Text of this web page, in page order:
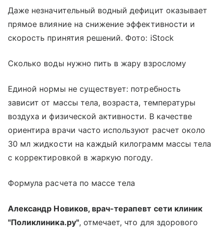
Даже незначительный водный дефицит оказывает
прямое влияние на снижение эффективности и
скорость принятия решений. Фото: iStock
Сколько воды нужно пить в жару взрослому
Единой нормы не существует: потребность
зависит от массы тела, возраста, температуры
воздуха и физической активности. В качестве
ориентира врачи часто используют расчет около
30 мл жидкости на каждый килограмм массы тела
с корректировкой в жаркую погоду.
Формула расчета по массе тела
Александр Новиков, врач-терапевт сети клиник
"Поликлиника.ру", отмечает, что для здорового